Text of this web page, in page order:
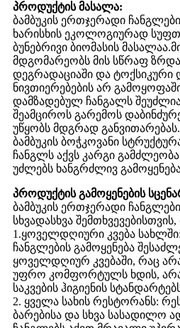
პროდუქტის მასალა:
ბამბუკის ერთჯერადი
ხარისხის ეკოლოგიურად სუფთა
ბუნებრივი ბიომასის
მდგომარეობს მის სწრაფ
დეგრადაციაში და ტოქსიკური
ნივთიერებების არ
დამზადებულ ჩანგალს
შეამციროს გარემოს
უწყობს მდგრად
ბამბუკის ბოჭკოვანი
ჩანგლს აქვს კარგი
უძლებს ხანგრძლივ
პროდუქტის გამოყენების
ბამბუკის ერთჯერადი
სხვადასხვა
1.ყოველდღიური კვება
ჩანგლების გამოყენება
ყოველდღიურ კვებაში, რაც
უფრო კომფორტულს ხდის,
საკვების ჰიგიენის
2. ყველა სახის რესტორანს:
ბარებისა და სხვა სასადილო